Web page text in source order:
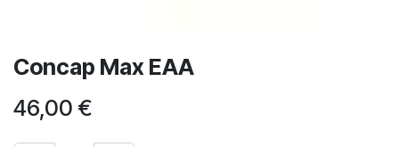
Concap Max EAA
46,00 €